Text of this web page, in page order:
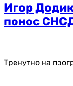
Игор
понос
Тренутно на